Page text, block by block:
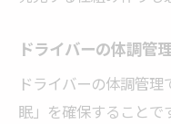
ドライバーの体調管
ドライバーの体調管
眠」を確保することで